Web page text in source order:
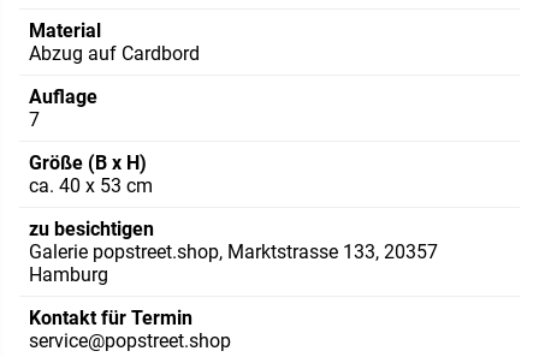
Material
Abzug auf Cardbord
Auflage
7
Größe (B x H)
ca. 40 x 53 cm
zu besichtigen
Galerie popstreet.shop, Marktstrasse 133, 20357
Hamburg
Kontakt für Termin
service@popstreet.shop